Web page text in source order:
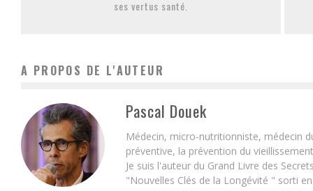
ses vertus santé.
A PROPOS DE L'AUTEUR
Pascal Douek
Médecin, micro-nutritionniste, médecin
préventive, la prévention du
Je suis l'auteur du Grand Livre des
"Nouvelles Clés de la Longévité " sorti